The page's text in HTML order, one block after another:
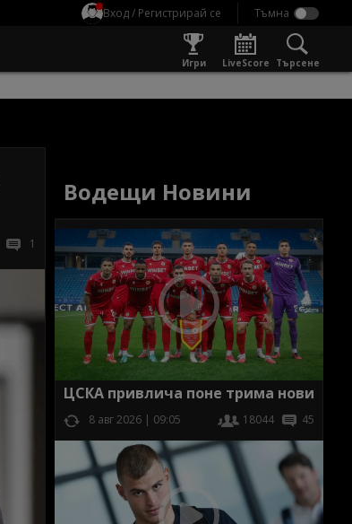
Вход / Регистрирай се
Игри LiveScore Търсене
1
Водещи Новини
ЦСКА привлича поне трима нови
8 авг 2026 | 09:05 18044 45